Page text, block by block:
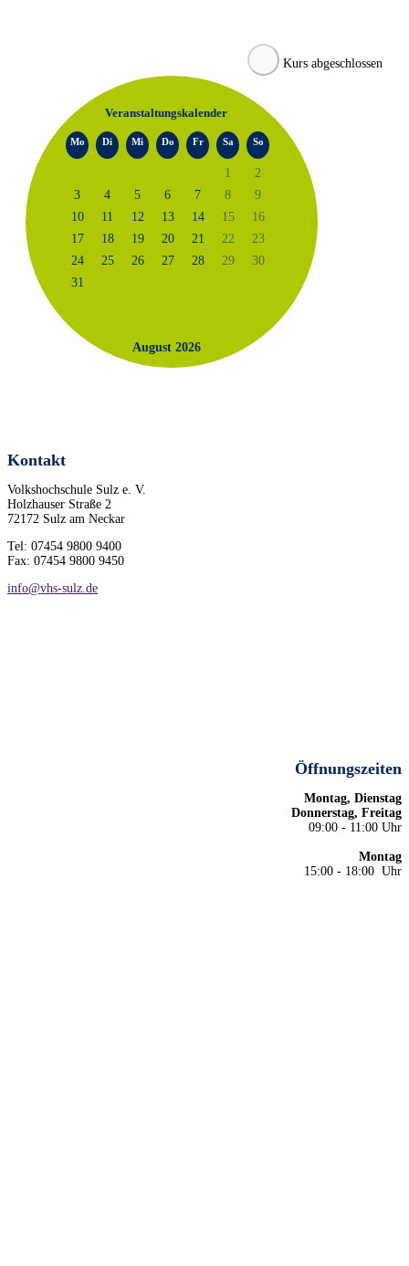
Kurs abgeschlossen
Veranstaltungskalender
Mo Di Mi Do Fr Sa So
1
2
3
4 5 6 7 8
9
10
11 12 13 14 15
16
17
18 19 20 21 22
23
24
25 26 27 28 29
30
31
August 2026
Kontakt
Volkshochschule Sulz e. V.
Holzhauser Straße 2
72172 Sulz am Neckar
Tel: 07454 9800 9400
Fax: 07454 9800 9450
info@vhs-sulz.de
Öffnungszeiten
Montag, Dienstag
Donnerstag, Freitag
09:00 - 11:00 Uhr
Montag
15:00 - 18:00 Uhr